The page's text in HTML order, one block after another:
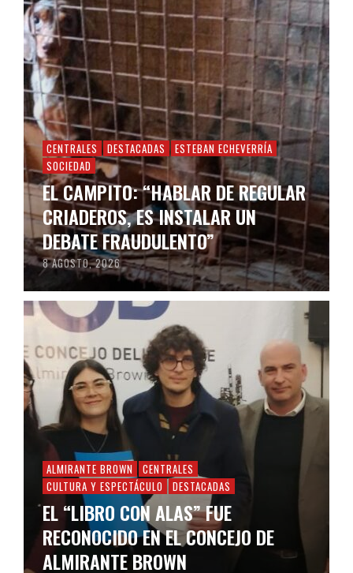
CENTRALES DESTACADAS
ESTEBAN ECHEVERRÍA
SOCIEDAD
EL CAMPITO: “HABLAR DE REGULAR
CRIADEROS, ES INSTALAR UN
DEBATE FRAUDULENTO”
8 AGOSTO, 2026
ALMIRANTE BROWN
CENTRALES
CULTURA Y ESPECTÁCULO
DESTACADAS
EL “LIBRO CON ALAS” FUE
RECONOCIDO EN EL CONCEJO DE
ALMIRANTE BROWN